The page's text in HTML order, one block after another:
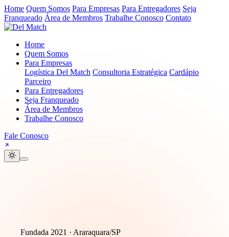
Home Quem Somos Para Empresas Para Entregadores Seja
Franqueado Área de Membros Trabalhe Conosco Contato
Home
Quem Somos
Para Empresas
Logística Del Match Consultoria Estratégica Cardápio
Parceiro
Para Entregadores
Seja Franqueado
Área de Membros
Trabalhe Conosco
Fale Conosco
Fundada 2021 · Araraquara/SP